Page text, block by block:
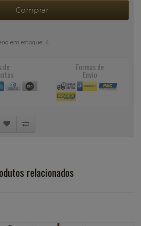
Comprar
em estoque: 4
de Formas de
Envio
relacionados